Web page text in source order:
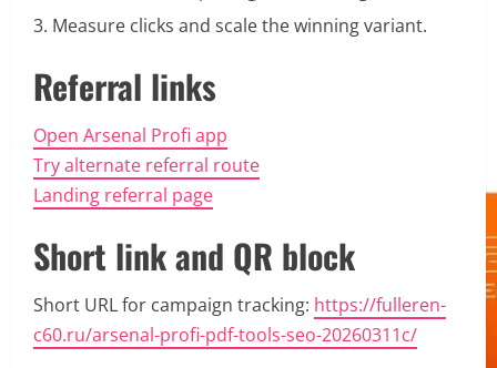
Measure clicks and scale the winning variant.
Referral links
Open Arsenal Profi app
Try alternate referral route
Landing referral page
Short link and QR block
Short URL for campaign tracking: https://fulleren-
c60.ru/arsenal-profi-pdf-tools-seo-20260311c/